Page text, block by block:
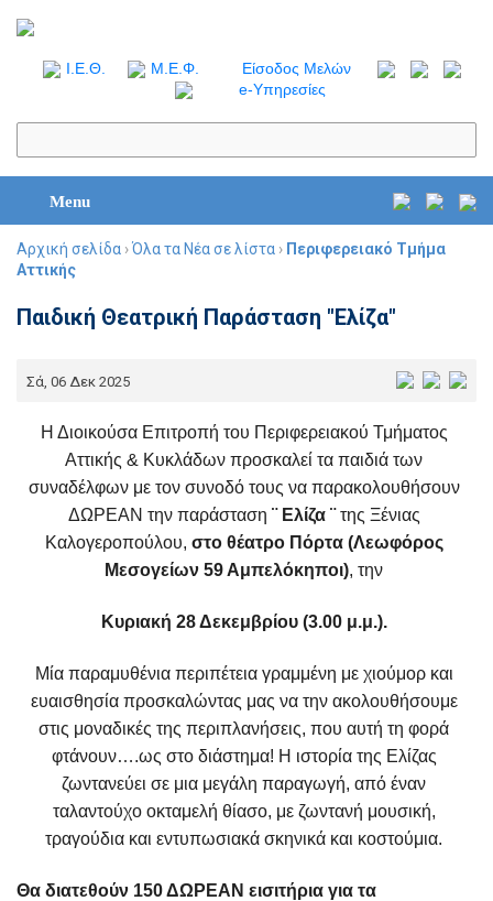
I.Ε.Θ. Μ.Ε.Φ.
Είσοδος Μελών
e-Υπηρεσίες
Menu
Αρχική σελίδα ›Όλα τα Νέα σε λίστα › Περιφερειακό Τμήμα
Αττικής
Παιδική Θεατρική Παράσταση "Ελίζα"
Σά, 06 Δεκ 2025
Η Διοικούσα Επιτροπή του Περιφερειακού Τμήματος
Αττικής & Κυκλάδων προσκαλεί τα παιδιά των
συναδέλφων με τον συνοδό τους να παρακολουθήσουν
ΔΩΡΕΑΝ την παράσταση ¨ Ελίζα ¨της Ξένιας
Καλογεροπούλου, στο θέατρο Πόρτα (Λεωφόρος
Μεσογείων 59 Αμπελόκηποι), την
Κυριακή 28 Δεκεμβρίου (3.00 μ.μ.).
Μία παραμυθένια περιπέτεια γραμμένη με χιούμορ και
ευαισθησία προσκαλώντας μας να την ακολουθήσουμε
στις μοναδικές της περιπλανήσεις, που αυτή τη φορά
φτάνουν….ως στο διάστημα! Η ιστορία της Ελίζας
ζωντανεύει σε μια μεγάλη παραγωγή, από έναν
ταλαντούχο οκταμελή θίασο, με ζωντανή μουσική,
τραγούδια και εντυπωσιακά σκηνικά και κοστούμια.
Θα διατεθούν 150 ΔΩΡΕΑΝ εισιτήρια για τα